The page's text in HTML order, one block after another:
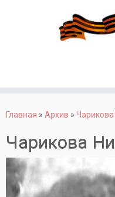
Главная » Архив » Чарикова
Чарикова